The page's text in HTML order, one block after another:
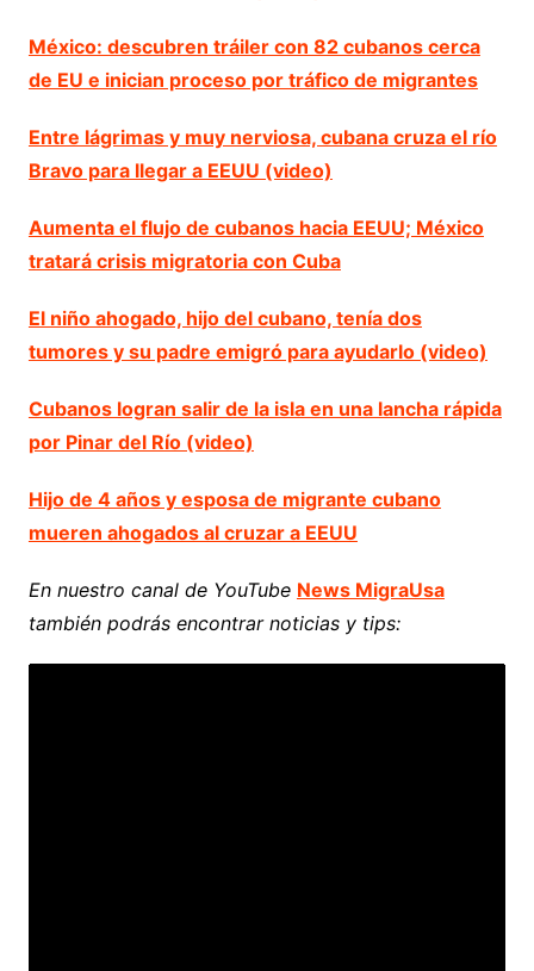
México: descubren tráiler con 82 cubanos cerca
de EU e inician proceso por tráfico de migrantes
Entre lágrimas y muy nerviosa, cubana cruza el río
Bravo para llegar a EEUU (video)
Aumenta el flujo de cubanos hacia EEUU; México
tratará crisis migratoria con Cuba
El niño ahogado, hijo del cubano, tenía dos
tumores y su padre emigró para ayudarlo (video)
Cubanos logran salir de la isla en una lancha rápida
por Pinar del Río (video)
Hijo de 4 años y esposa de migrante cubano
mueren ahogados al cruzar a EEUU
En nuestro canal de YouTube News MigraUsa
también podrás encontrar noticias y tips: